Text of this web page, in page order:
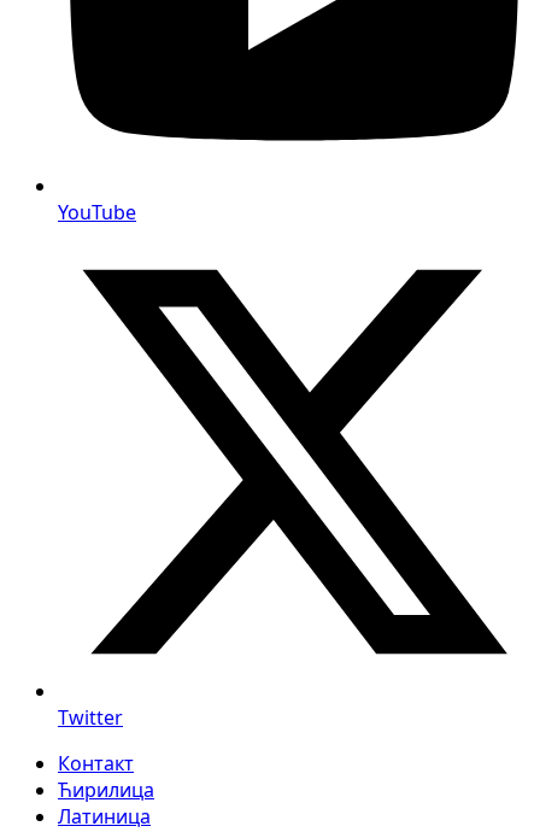
YouTube
Twitter
Контакт
Ћирилица
Латиница